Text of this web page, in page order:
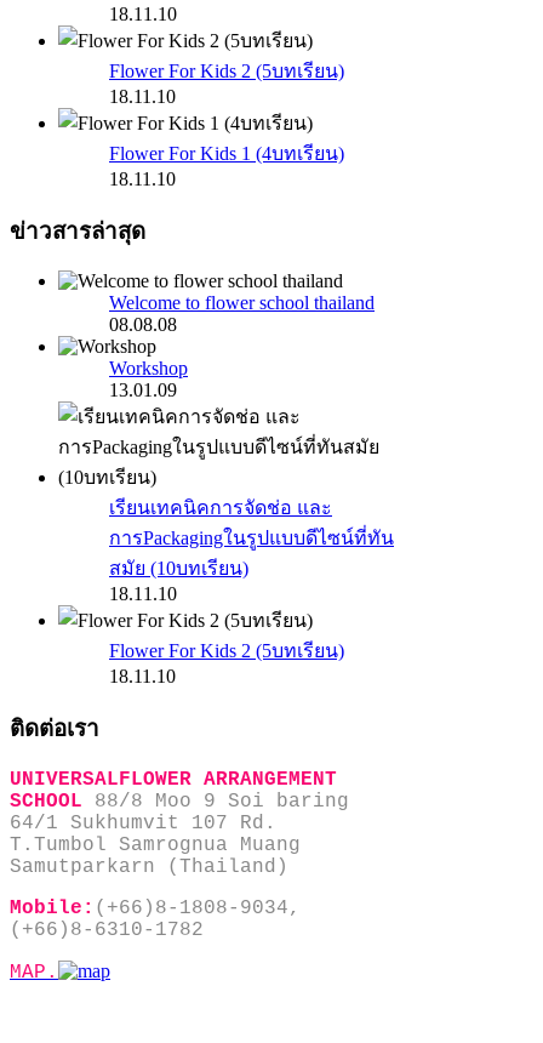
18.11.10
Flower For Kids 2 (5บทเรียน)
18.11.10
Flower For Kids 1 (4บทเรียน)
18.11.10
ข่าวสารล่าสุด
Welcome to flower school thailand
08.08.08
Workshop
13.01.09
เรียนเทคนิคการจัดช่อ และ
การPackagingในรูปแบบดีไซน์ที่ทัน
สมัย (10บทเรียน)
18.11.10
Flower For Kids 2 (5บทเรียน)
18.11.10
ติดต่อเรา
UNIVERSALFLOWER ARRANGEMENT
SCHOOL
88/8 Moo 9 Soi baring
64/1 Sukhumvit 107 Rd.
T.Tumbol Samrognua Muang
Samutparkarn (Thailand)
Mobile: (+66)8-1808-9034,
(+66)8-6310-1782
MAP.